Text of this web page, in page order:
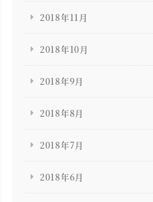
2018年11月
2018年10月
2018年9月
2018年8月
2018年7月
2018年6月